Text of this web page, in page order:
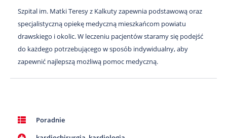
Szpital im. Matki Teresy z Kalkuty zapewnia podstawową oraz
specjalistyczną opiekę medyczną mieszkańcom powiatu
drawskiego i okolic. W leczeniu pacjentów staramy się podejść
do każdego potrzebującego w sposób indywidualny, aby
zapewnić najlepszą możliwą pomoc medyczną.
Poradnie